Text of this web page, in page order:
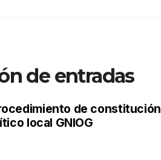
de entradas
de constitución
local GNIOG